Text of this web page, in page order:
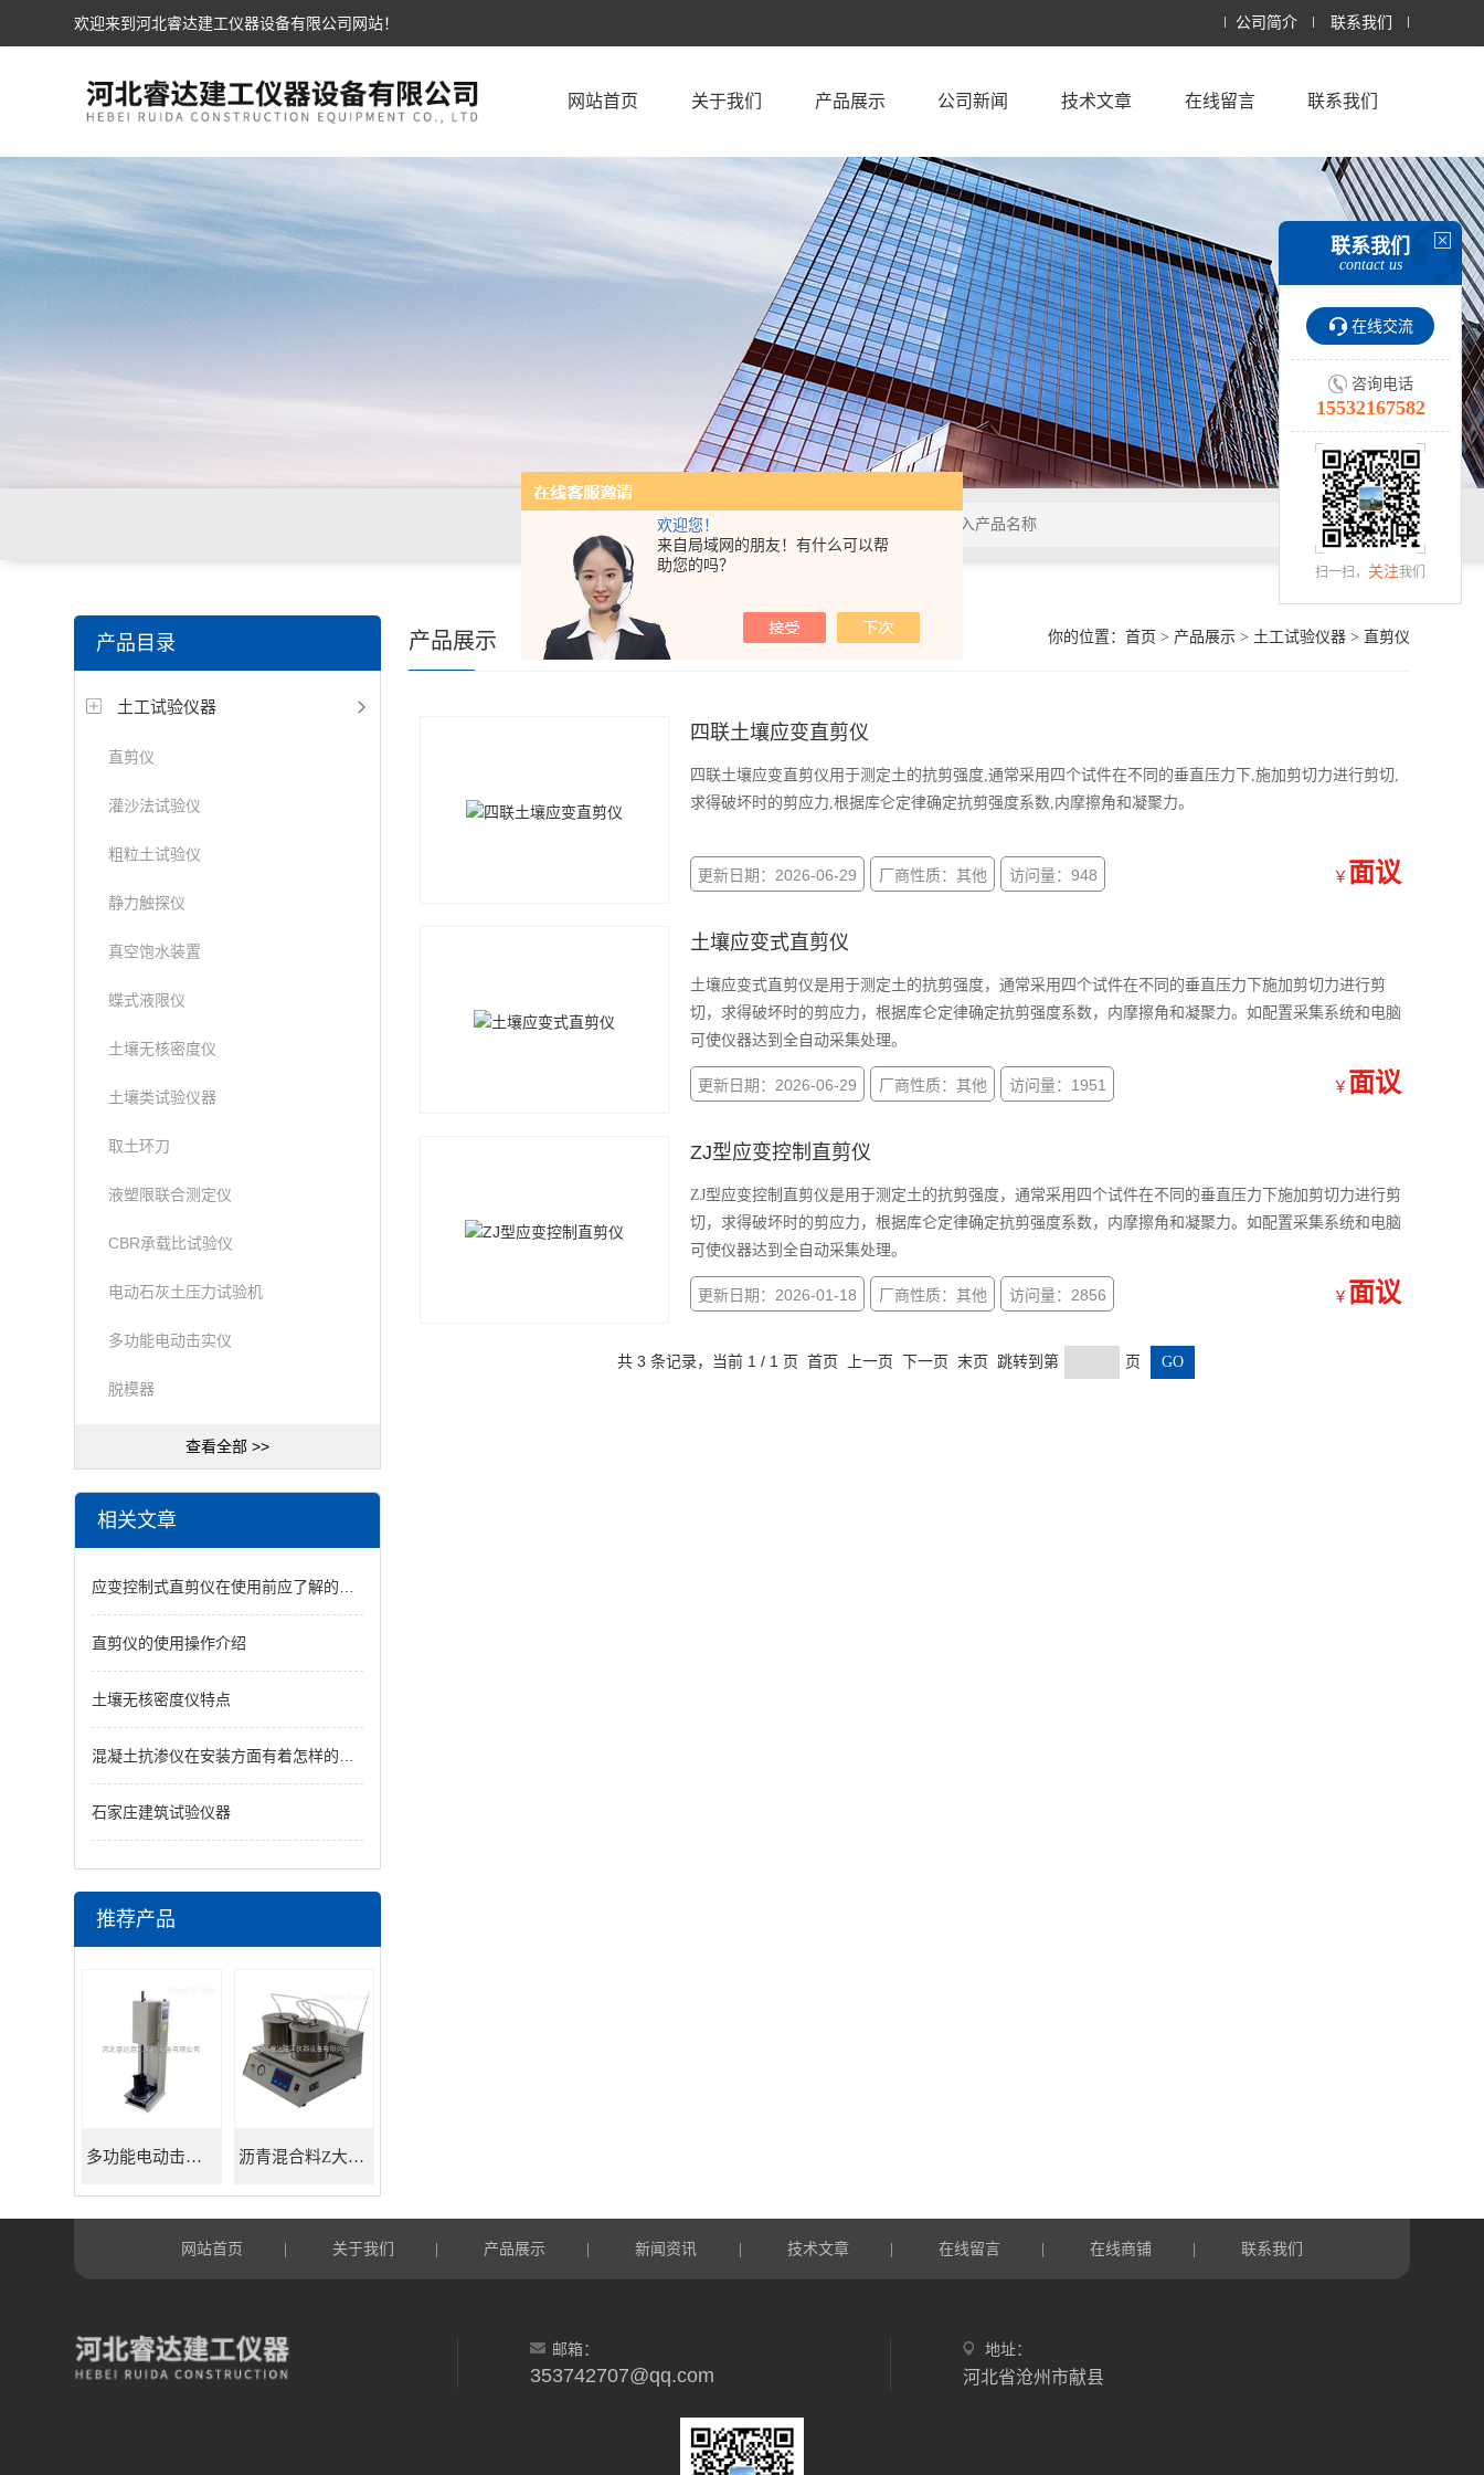
欢迎您！
来自局域网的朋友！有什么可以帮
助您的吗？
欢迎来到河北睿达建工仪器设备有限公司网站！ 公司简介 联系我们
网站首页 关于我们 产品展示 公司新闻 技术文章 在线留言 联系我们
产品目录
土工试验仪器
直剪仪
灌沙法试验仪
粗粒土试验仪
静力触探仪
真空饱水装置
蝶式液限仪
土壤无核密度仪
土壤类试验仪器
取土环刀
液塑限联合测定仪
CBR承载比试验仪
电动石灰土压力试验机
多功能电动击实仪
脱模器
查看全部 >>
相关文章
应变控制式直剪仪在使用前应了解的问题
直剪仪的使用操作介绍
土壤无核密度仪特点
混凝土抗渗仪在安装方面有着怎样的要领呢？
石家庄建筑试验仪器
推荐产品
多功能电动击实仪 沥青混合料Z大理论相对密度仪
你的位置： 首页 > 产品展示> 土工试验仪器> 直剪仪
产品展示
四联土壤应变直剪仪
四联土壤应变直剪仪用于测定土的抗剪强度,通常采用四个试件在不同的垂直压力下,施加剪切力进行剪切,
求得破坏时的剪应力,根据库仑定律确定抗剪强度系数,内摩擦角和凝聚力。
更新日期：2026-06-29 厂商性质：其他 访问量：948 ￥ 面议
土壤应变式直剪仪
土壤应变式直剪仪是用于测定土的抗剪强度，通常采用四个试件在不同的垂直压力下施加剪切力进行剪
切，求得破坏时的剪应力，根据库仑定律确定抗剪强度系数，内摩擦角和凝聚力。如配置采集系统和电脑
可使仪器达到全自动采集处理。
更新日期：2026-06-29 厂商性质：其他 访问量：1951 ￥ 面议
ZJ型应变控制直剪仪
ZJ型应变控制直剪仪是用于测定土的抗剪强度，通常采用四个试件在不同的垂直压力下施加剪切力进行剪
切，求得破坏时的剪应力，根据库仑定律确定抗剪强度系数，内摩擦角和凝聚力。如配置采集系统和电脑
可使仪器达到全自动采集处理。
更新日期：2026-01-18 厂商性质：其他 访问量：2856 ￥ 面议
共 3 条记录，当前 1 / 1 页 首页 上一页 下一页 末页 跳转到第 页
网站首页 关于我们 产品展示 新闻资讯 技术文章 在线留言 在线商铺 联系我们
邮箱：
353742707@qq.com
地址：
河北省沧州市献县
联系我们
contact us
在线交流
咨询电话
15532167582
扫一扫， 关注我们